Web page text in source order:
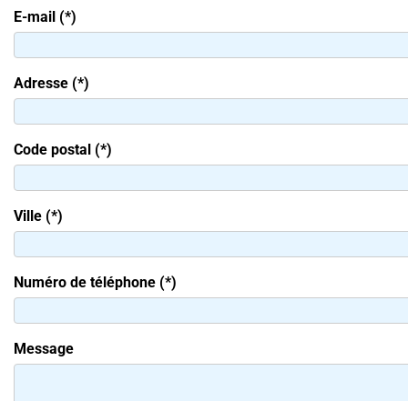
E-mail (*)
Adresse (*)
Code postal (*)
Ville (*)
Numéro de téléphone (*)
Message